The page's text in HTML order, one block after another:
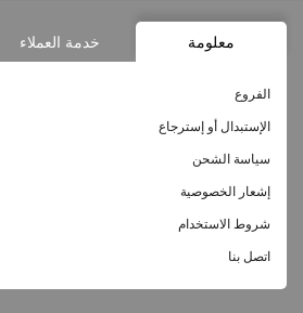
معلومة خدمة العملاء
الفروع
الإستبدال أو إسترجاع
سياسة الشحن
إشعار الخصوصية
شروط الاستخدام
اتصل بنا